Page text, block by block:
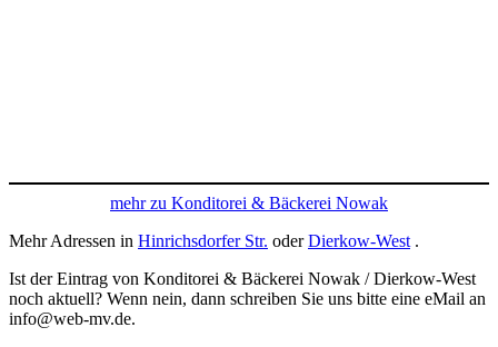
mehr zu Konditorei & Bäckerei Nowak
Mehr Adressen in Hinrichsdorfer Str. oderDierkow-West .
Ist der Eintrag von Konditorei & Bäckerei Nowak / Dierkow-West
noch aktuell? Wenn nein, dann schreiben Sie uns bitte eine eMail an
info@web-mv.de.